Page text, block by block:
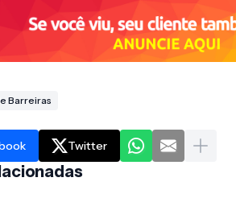
Barreiras
Twitter